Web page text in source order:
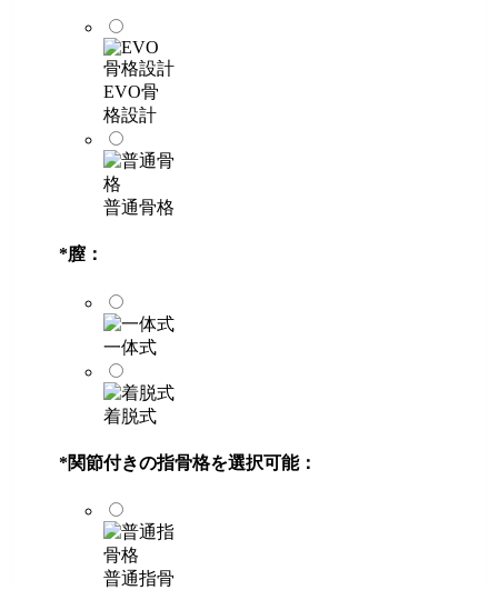
EVO骨
格設計
普通骨格
*膣：
一体式
着脱式
*関節付きの指骨格を選択可能：
普通指骨